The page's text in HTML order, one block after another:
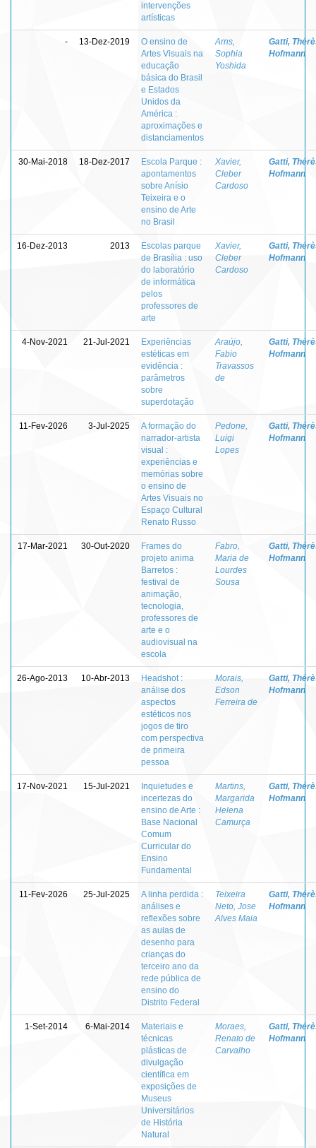
intervenções
artísticas
- 13-Dez-2019
O ensino de
Artes Visuais na
educação
básica do Brasil
e Estados
Unidos da
América :
aproximações e
distanciamentos
Arns,
Sophia
Yoshida
Gatti,
Hofmann
30-Mai-2018 18-Dez-2017
Escola Parque :
apontamentos
sobre Anísio
Teixeira e o
ensino de Arte
no Brasil
Xavier,
Cleber
Cardoso
Gatti,
Hofmann
16-Dez-2013 2013
Escolas parque
de Brasília : uso
do laboratório
de informática
pelos
professores de
arte
Xavier,
Cleber
Cardoso
Gatti,
Hofmann
4-Nov-2021 21-Jul-2021
Experiências
estéticas em
evidência :
parâmetros
sobre
superdotação
Araújo,
Fabio
Travassos
de
Gatti,
Hofmann
11-Fev-2026 3-Jul-2025
A formação do
narrador-artista
visual :
experiências e
memórias sobre
o ensino de
Artes Visuais no
Espaço Cultural
Renato Russo
Pedone,
Luigi
Lopes
Gatti,
Hofmann
17-Mar-2021 30-Out-2020
Frames do
projeto anima
Barretos :
festival de
animação,
tecnologia,
professores de
arte e o
audiovisual na
escola
Fabro,
Maria de
Lourdes
Sousa
Gatti,
Hofmann
26-Ago-2013 10-Abr-2013
Headshot :
análise dos
aspectos
estéticos nos
jogos de tiro
com perspectiva
de primeira
pessoa
Morais,
Edson
Ferreira de
Gatti,
Hofmann
17-Nov-2021 15-Jul-2021
Inquietudes e
incertezas do
ensino de Arte :
Base Nacional
Comum
Curricular do
Ensino
Fundamental
Martins,
Margarida
Helena
Camurça
Gatti,
Hofmann
11-Fev-2026 25-Jul-2025
A linha perdida :
análises e
reflexões sobre
as aulas de
desenho para
crianças do
terceiro ano da
rede pública de
ensino do
Distrito Federal
Teixeira
Neto, Jose
Alves Maia
Gatti,
Hofmann
1-Set-2014 6-Mai-2014
Materiais e
técnicas
plásticas de
divulgação
científica em
exposições de
Museus
Universitários
de História
Natural
Moraes,
Renato de
Carvalho
Gatti,
Hofmann